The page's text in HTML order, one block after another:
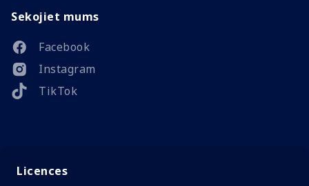
Sekojiet mums
Facebook
Instagram
TikTok
Licences